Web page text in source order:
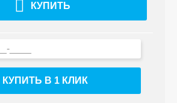
КУПИТЬ
КУПИТЬ В 1 КЛИК